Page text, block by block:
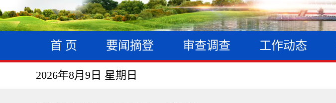
首 页 要闻摘登 审查调查 工作动态
2026年8月9日 星期日